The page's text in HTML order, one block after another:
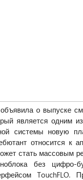
о выпуске
является одним
системы новую
относится к
стать массовым
без цифро-
TouchFLO.